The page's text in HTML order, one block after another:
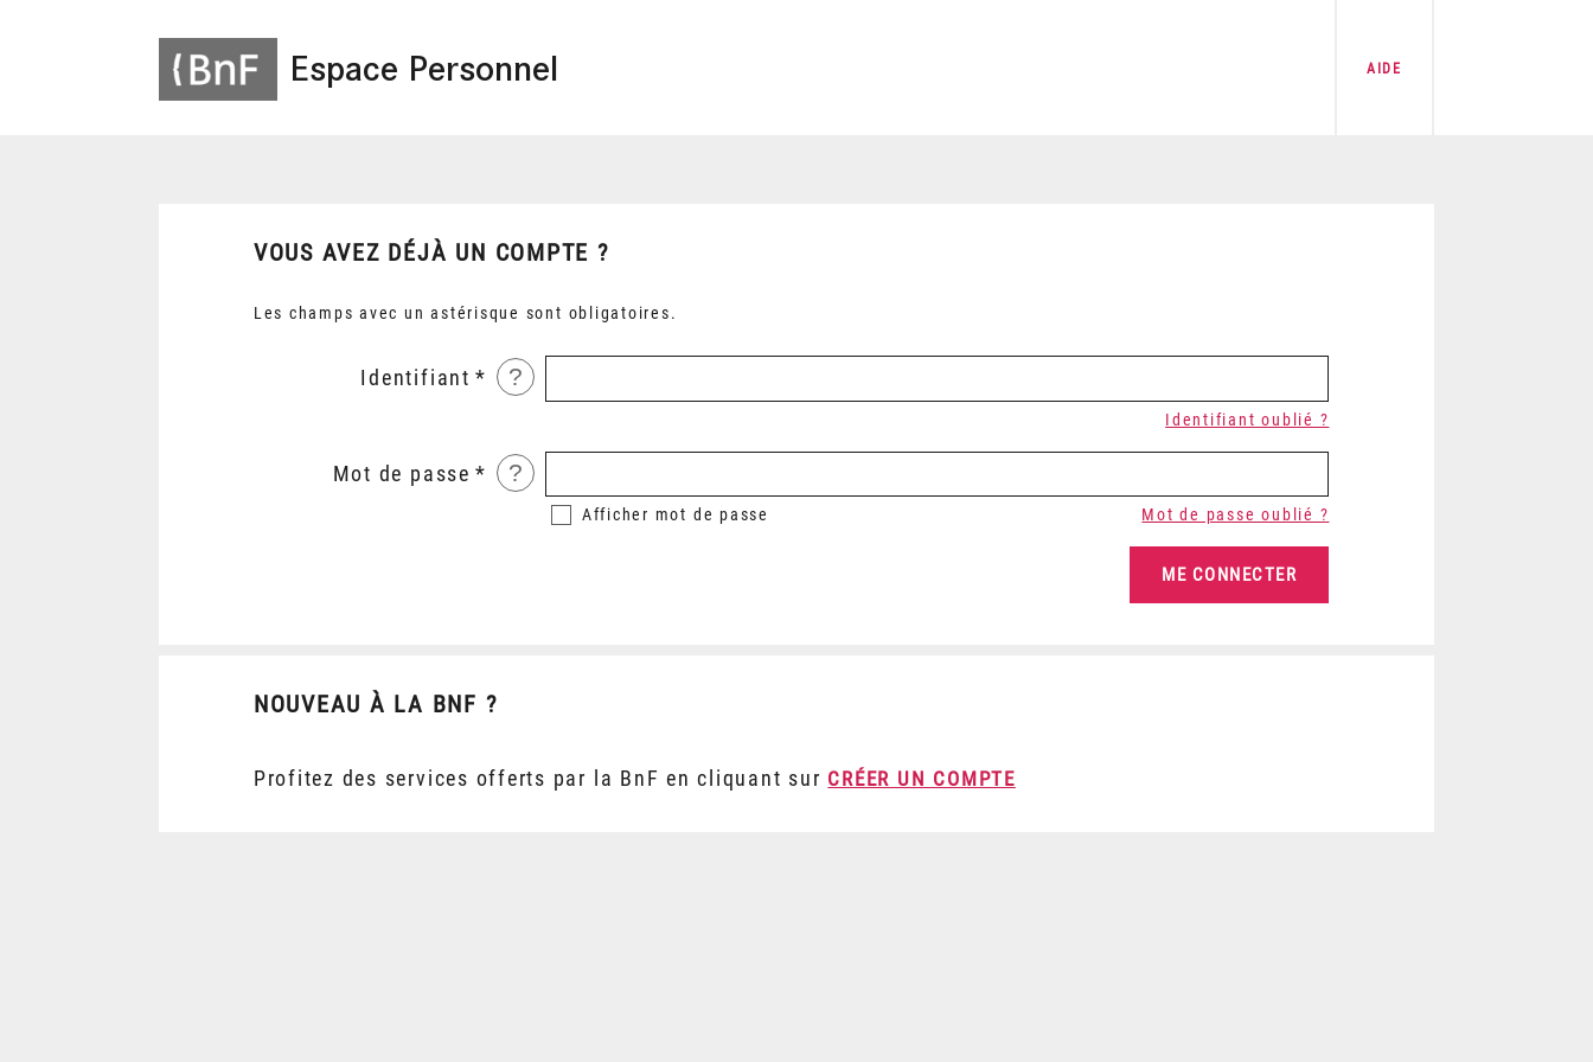
Espace Personnel AIDE
VOUS AVEZ DÉJÀ UN COMPTE ?
Les champs avec un astérisque sont obligatoires.
Identifiant ?
Identifiant oublié ?
Mot de passe ?
Afficher mot de passe Mot de passe oublié ?
NOUVEAU À LA BNF ?
Profitez des services offerts par la BnF en cliquant sur CRÉER UN COMPTE